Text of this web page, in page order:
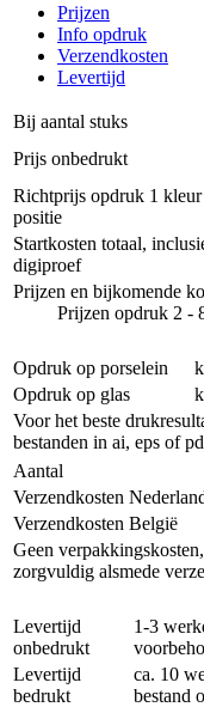
Prijzen
Info opdruk
Verzendkosten
Levertijd
Bij aantal stuks
Prijs onbedrukt
Richtprijs opdruk 1 kleur
positie
Startkosten totaal,
digiproef
Prijzen en bijkomende
Prijzen opdruk 2 -
Opdruk op porselein
Opdruk op glas
Voor het beste
bestanden in ai, eps of
Aantal
Verzendkosten
Verzendkosten België
Geen
zorgvuldig alsmede
Levertijd
onbedrukt
1-3
Levertijd
bedrukt
ca. 10
bestand